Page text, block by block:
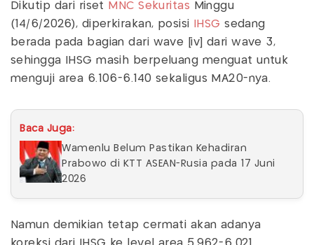
Dikutip dari riset MNC Sekuritas Minggu
(14/6/2026), diperkirakan, posisi
IHSG sedang
berada pada bagian dari wave [iv] dari wave 3,
sehingga IHSG masih berpeluang menguat untuk
menguji area 6.106-6.140 sekaligus MA20-nya.
Baca Juga:
Wamenlu Belum Pastikan Kehadiran
Prabowo di KTT ASEAN-Rusia pada 17 Juni
2026
Namun demikian tetap cermati akan adanya